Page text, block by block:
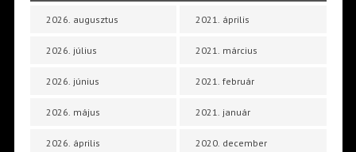
2026. augusztus
2026. július
2026. június
2026. május
2026. április
2021. április
2021. március
2021. február
2021. január
2020. december